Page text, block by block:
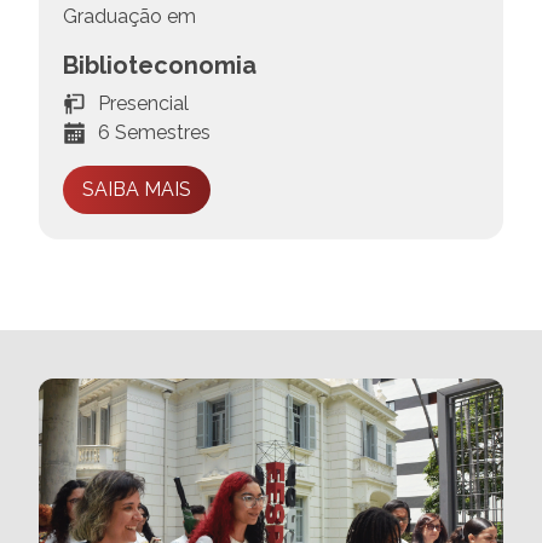
Graduação em
Biblioteconomia
Presencial
6 Semestres
SAIBA MAIS